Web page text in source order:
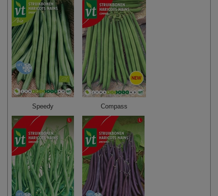
Speedy Compass